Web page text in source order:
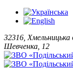
32316, Хмельницька
Шевченка, 12